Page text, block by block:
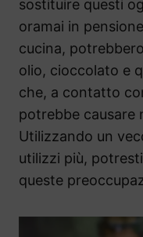
sostituire questi
oramai in
cucina,
olio, cioccolato e
che, a contatto
potrebbe causare
Utilizzando un
utilizzi più,
queste